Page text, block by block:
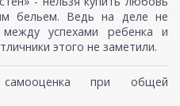
бельем. Ведь на деле не
между успехами ребенка и
этого не заметили.
при общей